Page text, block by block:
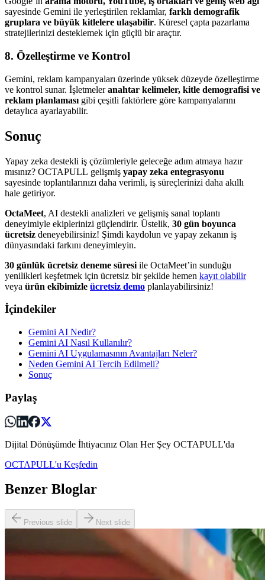
sayesinde Gemini ile yerleştirilen reklamlar, farklı demografik
gruplara ve büyük kitlelere ulaşabilir. Küresel çapta pazarlama
stratejilerinizi desteklemek için güçlü bir araçtır.
8. Özelleştirme ve Kontrol
Gemini, reklam kampanyaları üzerinde yüksek düzeyde özelleştirme
ve kontrol sunar. İşletmeleranahtar kelimeler, kitle demografisi ve
reklam planlaması gibi çeşitli faktörlere göre kampanyalarını
detaylıca ayarlayabilir.
Sonuç
Yapay zeka destekli iş çözümleriyle geleceğe adım atmaya hazır
mısınız? OCTAPULL gelişmiş yapay zeka entegrasyonu
sayesinde toplantılarınızı daha verimli, iş süreçlerinizi daha akıllı
hale getiriyor.
OctaMeet, AI destekli analizleri ve gelişmiş sanal toplantı
deneyimiyle ekiplerinizi güçlendirir. Üstelik, 30 gün boyunca
ücretsiz deneyebilirsiniz! Şimdi kaydolun ve yapay zekanın iş
dünyasındaki farkını deneyimleyin.
30 günlük ücretsiz deneme süresi ile OctaMeet’in sunduğu
yenilikleri keşfetmek için ücretsiz bir şekilde hemen kayıt olabilir
veya ürün ekibimizle ücretsiz demo planlayabilirsiniz!
İçindekiler
Gemini AI Nedir?
Gemini AI Nasıl Kullanılır?
Gemini AI Uygulamasının Avantajları Neler?
Neden Gemini AI Tercih Edilmeli?
Sonuç
Paylaş
Dijital Dönüşümde İhtiyacınız Olan Her Şey OCTAPULL'da
OCTAPULL'u Keşfedin
Benzer Bloglar
Previous slide Next slide